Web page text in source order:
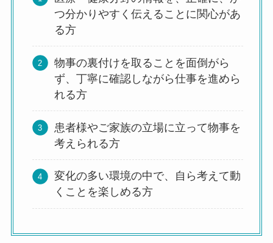
つ分かりやすく伝えることに関心があ
る方
物事の裏付けを取ることを面倒がら
ず、丁寧に確認しながら仕事を進めら
れる方
患者様やご家族の立場に立って物事を
考えられる方
変化の多い環境の中で、自ら考えて動
くことを楽しめる方